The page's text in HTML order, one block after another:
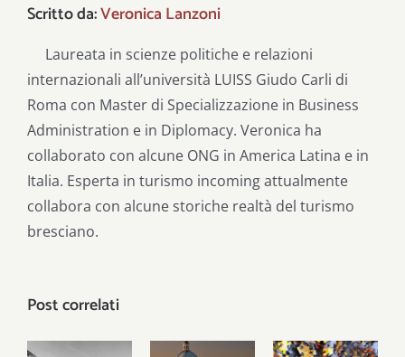
Scritto da:Veronica Lanzoni
Laureata in scienze politiche e relazioni
internazionali all’università LUISS Giudo Carli di
Roma con Master di Specializzazione in Business
Administration e in Diplomacy. Veronica ha
collaborato con alcune ONG in America Latina e in
Italia. Esperta in turismo incoming attualmente
collabora con alcune storiche realtà del turismo
bresciano.
Post correlati
hanno